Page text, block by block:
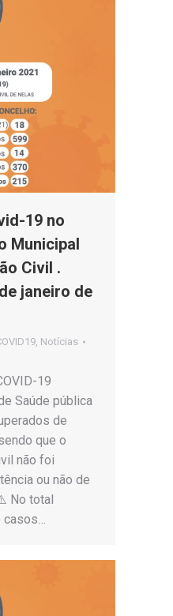
19 no
Municipal
Civil .
janeiro de
Notícias
19
Saúde pública
de
que o
não foi
ou não de
No total